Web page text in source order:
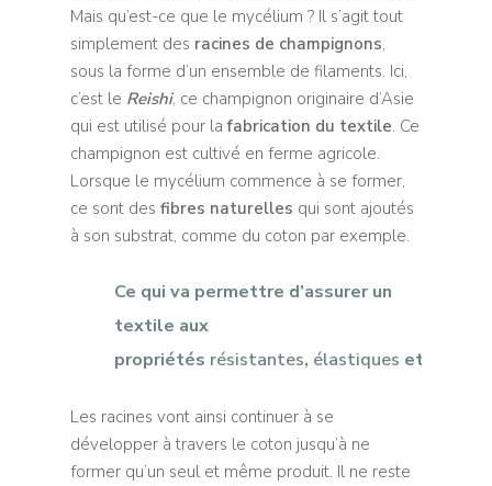
Mais qu’est-ce que le mycélium ? Il s’agit tout
simplement des racines de champignons,
sous la forme d’un ensemble de filaments. Ici,
c’est le Reishi, ce champignon originaire d’Asie
qui est utilisé pour lafabrication du textile. Ce
champignon est cultivé en ferme agricole.
Lorsque le mycélium commence à se former,
ce sont desfibres naturelles qui sont ajoutés
à son substrat, comme du coton par exemple.
Ce qui va permettre d’assurer un
textile aux
propriétés résistantes, élastiques et
Les racines vont ainsi continuer à se
développer à travers le coton jusqu’à ne
former qu’un seul et même produit. Il ne reste